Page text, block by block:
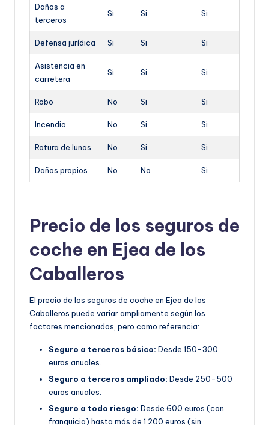
Daños a
terceros
Si Si Si
Defensa jurídica Si Si Si
Asistencia en
carretera
Si Si Si
Robo No Si Si
Incendio No Si Si
Rotura de lunas No Si Si
Daños propios No No Si
Precio de los seguros de
coche en Ejea de los
Caballeros
El precio de los seguros de coche en Ejea de los
Caballeros puede variar ampliamente según los
factores mencionados, pero como referencia:
Seguro a terceros básico: Desde 150-300
euros anuales.
Seguro a terceros ampliado: Desde 250-500
euros anuales.
Seguro a todo riesgo: Desde 600 euros (con
franquicia) hasta más de 1.200 euros (sin